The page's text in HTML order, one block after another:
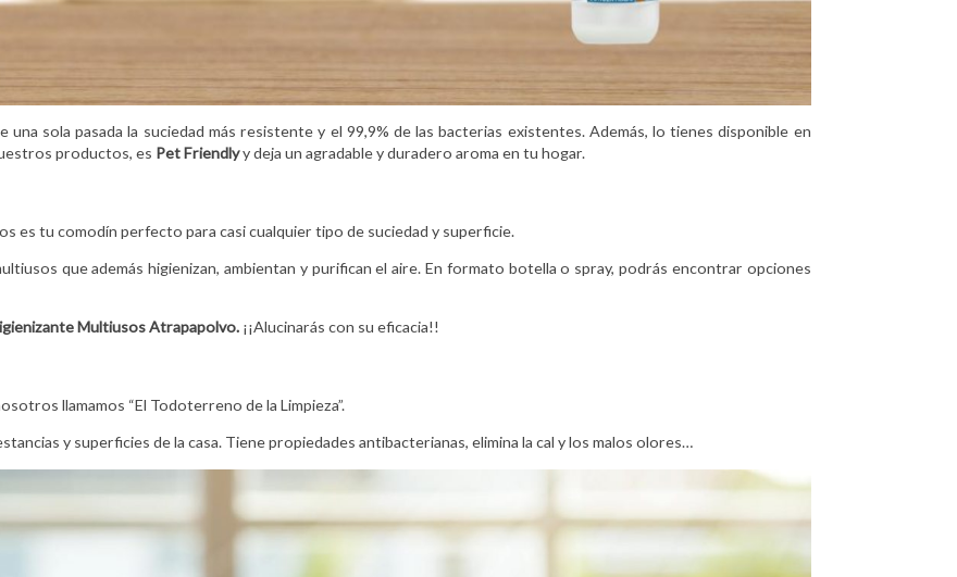
una sola pasada la suciedad más resistente y el 99,9% de las bacterias existentes. Además, lo tienes disponible en
productos, es Pet Friendlyy deja un agradable y duradero aroma en tu hogar.
es tu comodín perfecto para casi cualquier tipo de suciedad y superficie.
que además higienizan, ambientan y purifican el aire. En formato botella o spray, podrás encontrar opciones
Multiusos Atrapapolvo. ¡¡Alucinarás con su eficacia!!
llamamos “El Todoterreno de la Limpieza”.
y superficies de la casa. Tiene propiedades antibacterianas, elimina la cal y los malos olores…